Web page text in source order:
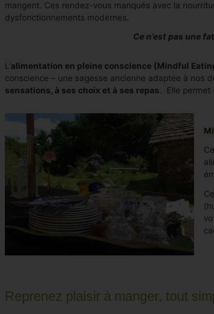
mangent. Ces rendez-vous manqués avec la
dysfonctionnements modernes.
Ce n’est pas une
L’alimentation en pleine conscience (Mindful
conscience – une sagesse ancienne adaptée à nos
sensations, à ses choix et à ses repas. Elle permet
Reprenez plaisir à manger, tout